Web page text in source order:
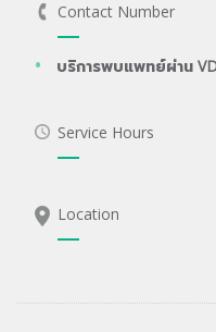
Contact Number
บริการพบแพทย์ผ่าน
Service Hours
Location